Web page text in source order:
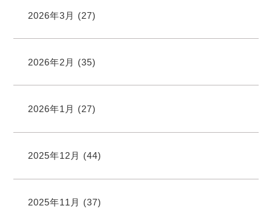
2026年3月 (27)
2026年2月 (35)
2026年1月 (27)
2025年12月 (44)
2025年11月 (37)